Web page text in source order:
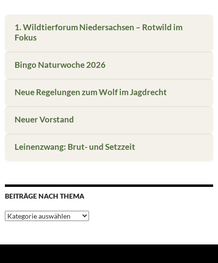
1. Wildtierforum Niedersachsen – Rotwild im
Fokus
Bingo Naturwoche 2026
Neue Regelungen zum Wolf im Jagdrecht
Neuer Vorstand
Leinenzwang: Brut- und Setzzeit
BEITRÄGE NACH THEMA
Beiträge
nach